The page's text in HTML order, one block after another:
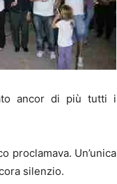
ancor di più tutti i
proclamava. Un’unica
silenzio.